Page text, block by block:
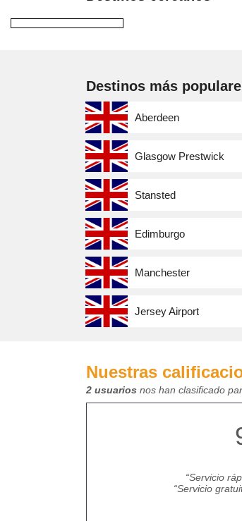
Destinos más
Aberdeen
Glasgow Prestwick
Stansted
Edimburgo
Manchester
Jersey Airport
Nuestras
2 usuarios nos han clasificado
Servicio
Servicio